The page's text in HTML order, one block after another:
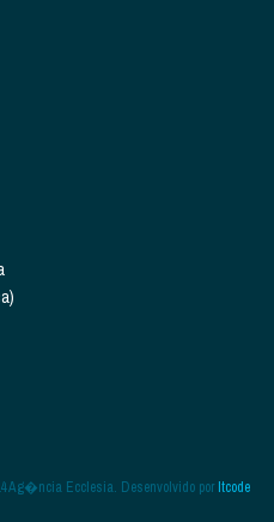
Ag�ncia Ecclesia. Desenvolvido porItcode